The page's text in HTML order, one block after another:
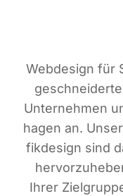
Web­de­sign für
Unter­neh­men
ha­gen an.
fik­de­sign sind
Ihrer